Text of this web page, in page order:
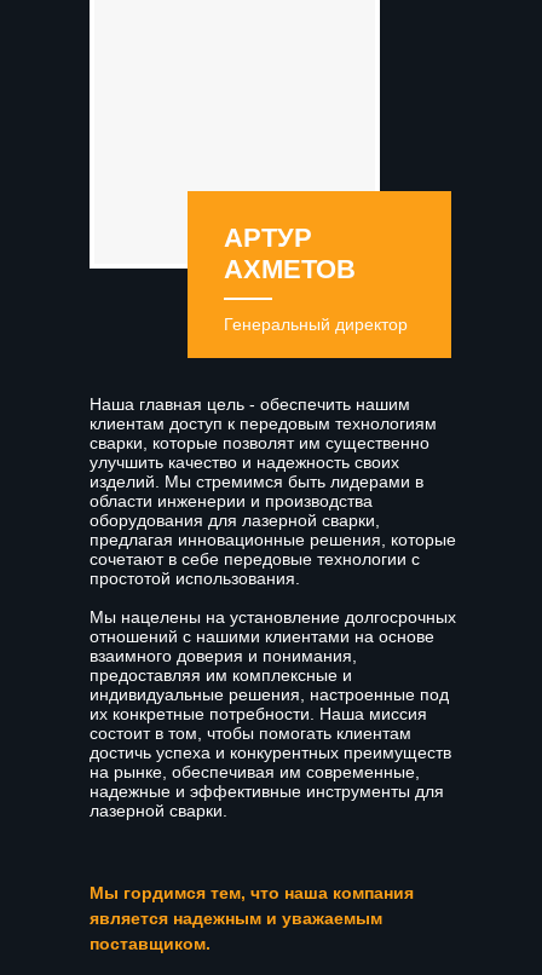
Наша главная цель - обеспечить нашим
клиентам доступ к передовым технологиям
сварки, которые позволят им существенно
улучшить качество и надежность своих
изделий. Мы стремимся быть лидерами в
области инженерии и производства
оборудования для лазерной сварки,
предлагая инновационные решения, которые
сочетают в себе передовые технологии с
простотой использования.
Мы нацелены на установление долгосрочных
отношений с нашими клиентами на основе
взаимного доверия и понимания,
предоставляя им комплексные и
индивидуальные решения, настроенные под
их конкретные потребности. Наша миссия
состоит в том, чтобы помогать клиентам
достичь успеха и конкурентных преимуществ
на рынке, обеспечивая им современные,
надежные и эффективные инструменты для
лазерной сварки.
Генеральный директор
АРТУР
АХМЕТОВ
Мы гордимся тем, что наша компания
является надежным и уважаемым
поставщиком.